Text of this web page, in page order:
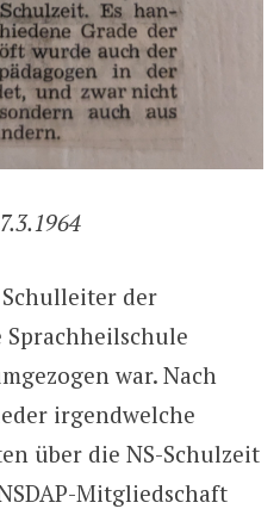
der
war. Nach
irgendwelche
über die NS-Schulzeit
Mitgliedschaft